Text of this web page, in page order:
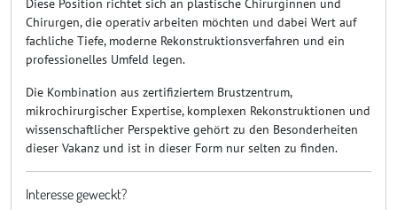
Chirurgen, die operativ arbeiten möchten und dabei Wert auf
fachliche Tiefe, moderne Rekonstruktionsverfahren und ein
professionelles Umfeld legen.
Die Kombination aus zertifiziertem Brustzentrum,
mikrochirurgischer Expertise, komplexen Rekonstruktionen und
wissenschaftlicher Perspektive gehört zu den Besonderheiten
dieser Vakanz und ist in dieser Form nur selten zu finden.
Interesse geweckt?